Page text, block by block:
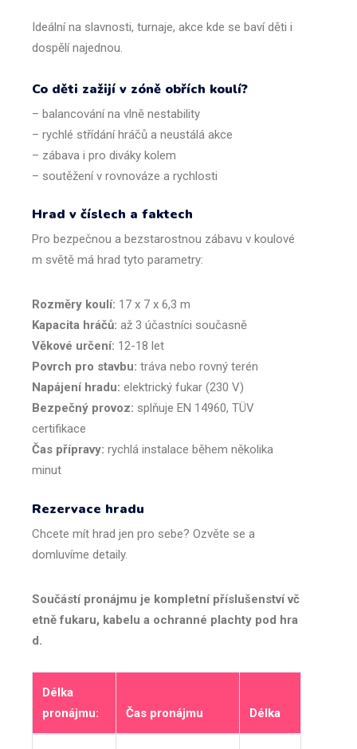
Ideálnína slavnosti, turnaje, akce kde se baví děti i
dospělí najednou.
Co děti zažijí v zóně obřích koulí?
– balancovánína vlně nestability
– rychlé střídání hráčů a neustálá akce
– zábava i pro diváky kolem
– soutěženív rovnováze a rychlosti
Hrad v číslech a faktech
Pro bezpečnou a bezstarostnou zábavu v koulové
m světě má hrad tyto parametry:
Rozměry koulí: 17 x 7 x 6,3 m
Kapacita hráčů: až 3 účastníci současně
Věkové určení: 12-18 let
Povrch pro stavbu: tráva nebo rovný terén
Napájení hradu: elektrický fukar (230 V)
Bezpečný provoz: splňuje EN 14960, TÜV
certifikace
Čas přípravy: rychlá instalace během několika
minut
Rezervace hradu
Chcete mít hrad jen pro sebe? Ozvěte se a
domluvíme detaily.
Součástí pronájmu je kompletní příslušenství vč
etně fukaru, kabelu a ochranné plachty pod hra
d.
Délka
pronájmu:
Čas pronájmu Délka